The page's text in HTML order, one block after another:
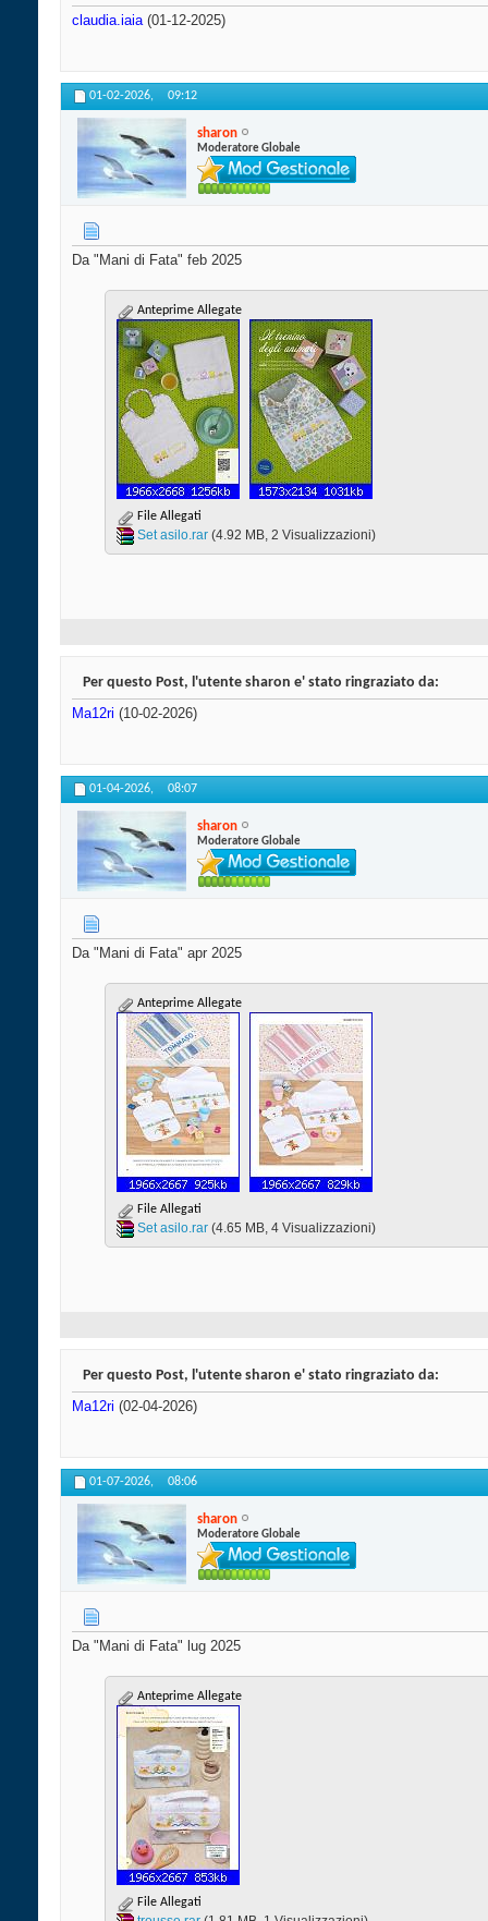
claudia.iaia(01-12-2025)
01-02-2026, 09:12
sharon
Moderatore Globale
Da "Mani di Fata" feb 2025
Anteprime Allegate
File Allegati
Set asilo.rar‎ (4.92 MB, 2 Visualizzazioni)
Per questo Post, l'utente sharon e' stato ringraziato da:
Ma12ri (10-02-2026)
01-04-2026, 08:07
sharon
Moderatore Globale
Da "Mani di Fata" apr 2025
Anteprime Allegate
File Allegati
Set asilo.rar‎ (4.65 MB, 4 Visualizzazioni)
Per questo Post, l'utente sharon e' stato ringraziato da:
Ma12ri (02-04-2026)
01-07-2026, 08:06
sharon
Moderatore Globale
Da "Mani di Fata" lug 2025
Anteprime Allegate
File Allegati